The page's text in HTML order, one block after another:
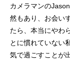
カメラマンの
然もあり、お会い
たら、本当にやわ
とに慣れていない
気で過ごすことが